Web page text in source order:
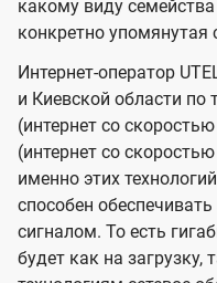
какому виду
конкретно упомянутая
Интернет-оператор
и Киевской области по
(интернет со
(интернет со
именно этих
способен
сигналом. То есть
будет как на загрузку,